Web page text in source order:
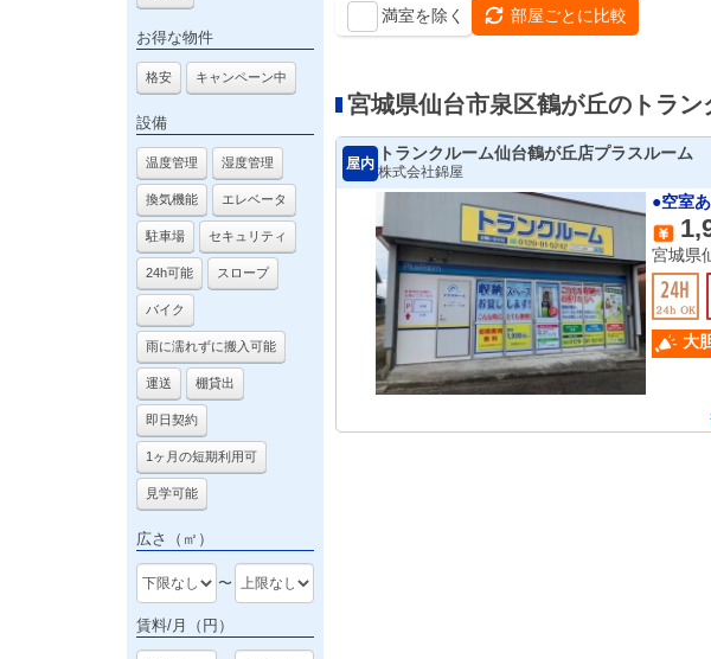
お得な物件
格安 キャンペーン中
設備
温度管理 湿度管理
換気機能 エレベータ
駐車場 セキュリティ
24h可能 スロープ
バイク
雨に濡れずに搬入可能
運送 棚貸出
即日契約
1ヶ月の短期利用可
見学可能
広さ（㎡）
〜
賃料/月（円）
満室を除く 部屋ごとに比較
宮城県仙台市泉区鶴が丘のトラン
屋内
トランクルーム仙台鶴が丘店プラスルーム
株式会社錦屋
●空室
宮城県
大